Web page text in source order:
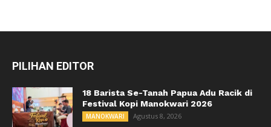
PILIHAN EDITOR
18 Barista Se-Tanah Papua Adu Racik di
Festival Kopi Manokwari 2026
MANOKWARI Agustus 8, 2026